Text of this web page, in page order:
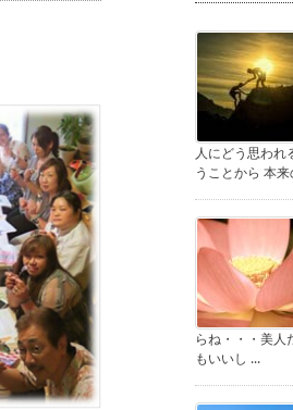
人にどう思われ
うことから 本
らね・・・美人
もいいし ...